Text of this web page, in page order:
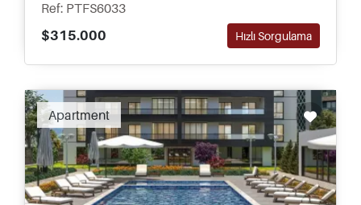
Ref: PTFS6033
$315.000
Hızlı Sorgulama
Recommended
Apartment